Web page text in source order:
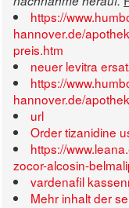
https://
hannover.de/
preis.htm
neuer levitra
https://
hannover.de/
url
Order tizanidine
https://
zocor-alcosin-
vardenafil
Mehr inhalt der